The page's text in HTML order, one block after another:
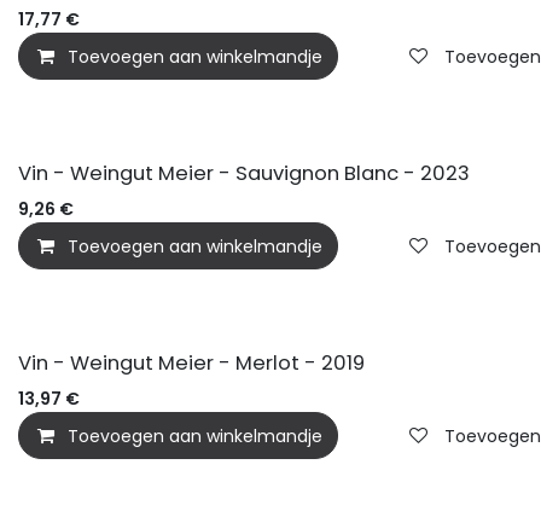
17,77 €
Toevoegen aan winkelmandje
BIO
Vin - Weingut Meier - Sauvignon Blanc - 2023
9,26 €
Toevoegen aan winkelmandje
BIO
Vin - Weingut Meier - Merlot - 2019
13,97 €
Toevoegen aan winkelmandje